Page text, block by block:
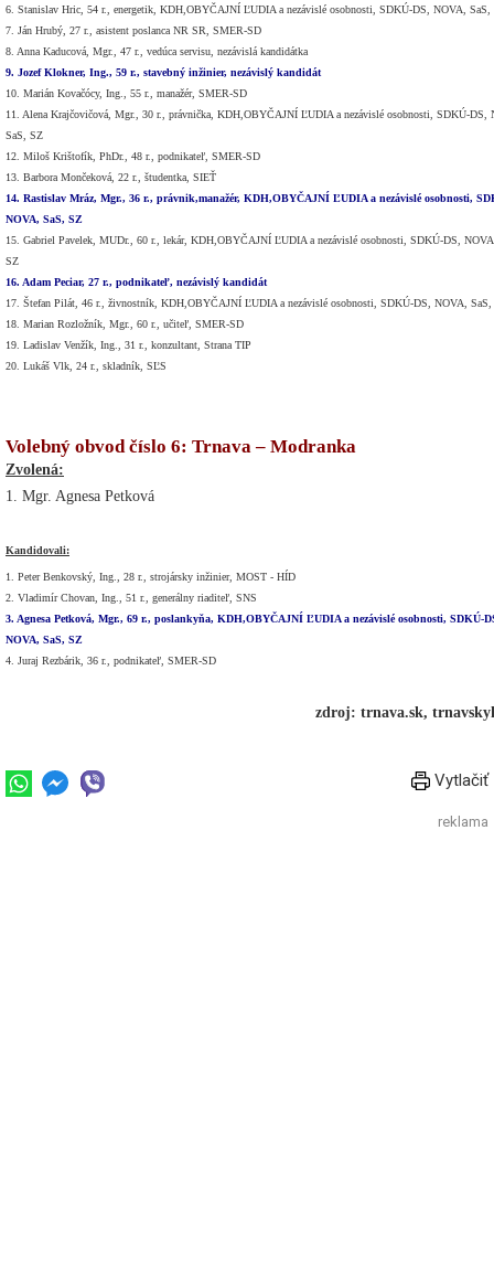
6. Stanislav Hric, 54 r., energetik, KDH,OBYČAJNÍ ĽUDIA a nezávislé osobnosti, SDKÚ-DS, NOVA, SaS,
7. Ján Hrubý, 27 r., asistent poslanca NR SR, SMER-SD
8. Anna Kaducová, Mgr., 47 r., vedúca servisu, nezávislá kandidátka
9. Jozef Klokner, Ing., 59 r., stavebný inžinier, nezávislý kandidát
10. Marián Kovačócy, Ing., 55 r., manažér, SMER-SD
11. Alena Krajčovičová, Mgr., 30 r., právnička, KDH,OBYČAJNÍ ĽUDIA a nezávislé osobnosti, SDKÚ-DS,
SaS, SZ
12. Miloš Krištofík, PhDr., 48 r., podnikateľ, SMER-SD
13. Barbora Mončeková, 22 r., študentka, SIEŤ
14. Rastislav Mráz, Mgr., 36 r., právnik,manažér, KDH,OBYČAJNÍ ĽUDIA a nezávislé osobnosti,
NOVA, SaS, SZ
15. Gabriel Pavelek, MUDr., 60 r., lekár, KDH,OBYČAJNÍ ĽUDIA a nezávislé osobnosti, SDKÚ-DS,
SZ
16. Adam Peciar, 27 r., podnikateľ, nezávislý kandidát
17. Štefan Pilát, 46 r., živnostník, KDH,OBYČAJNÍ ĽUDIA a nezávislé osobnosti, SDKÚ-DS, NOVA, SaS,
18. Marian Rozložník, Mgr., 60 r., učiteľ, SMER-SD
19. Ladislav Venžík, Ing., 31 r., konzultant, Strana TIP
20. Lukáš Vlk, 24 r., skladník, SĽS
Volebný obvod číslo 6: Trnava – Modranka
Zvolená:
1. Mgr. Agnesa Petková
Kandidovali:
1. Peter Benkovský, Ing., 28 r., strojársky inžinier, MOST - HÍD
2. Vladimír Chovan, Ing., 51 r., generálny riaditeľ, SNS
3. Agnesa Petková, Mgr., 69 r., poslankyňa, KDH,OBYČAJNÍ ĽUDIA a nezávislé osobnosti, SDKÚ-
NOVA, SaS, SZ
4. Juraj Rezbárik, 36 r., podnikateľ, SMER-SD
zdroj: trnava.sk,
Vytlačiť
reklama